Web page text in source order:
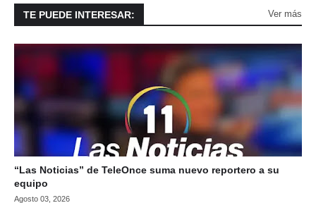
TE PUEDE INTERESAR: Ver más
“Las Noticias” de TeleOnce suma nuevo reportero a su
equipo
Agosto 03, 2026